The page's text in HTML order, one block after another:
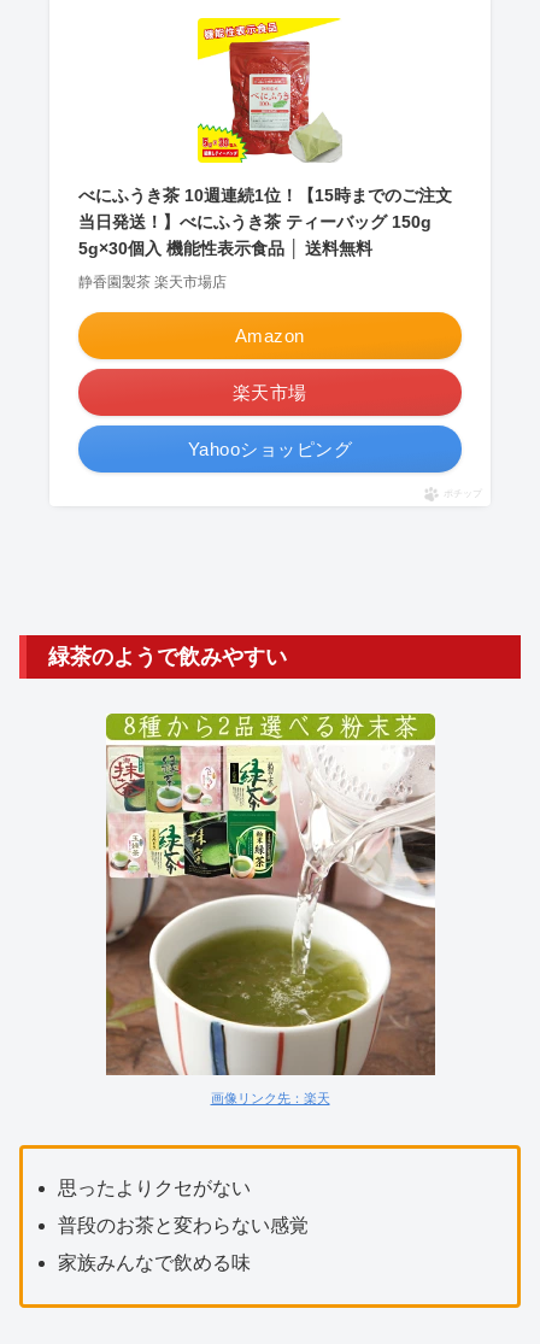
べにふうき茶 10週連続1位！【15時までのご注文
当日発送！】べにふうき茶 ティーバッグ 150g
5g×30個入 機能性表示食品 │ 送料無料
静香園製茶 楽天市場店
Amazon
楽天市場
Yahooショッピング
ポチップ
緑茶のようで飲みやすい
画像リンク先：楽天
思ったよりクセがない
普段のお茶と変わらない感覚
家族みんなで飲める味